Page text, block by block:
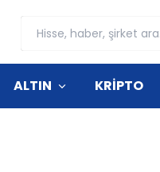
ALTIN KRİPTO